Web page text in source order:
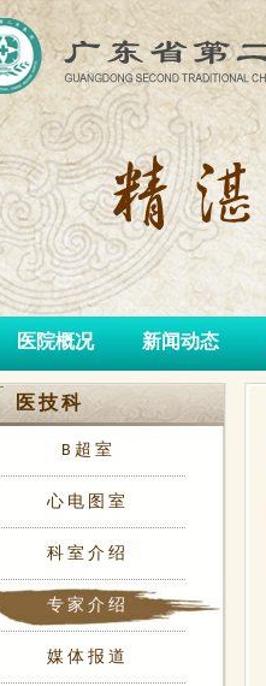
医院概况 新闻动态
医技科
B超室
心电图室
科室介绍
专家介绍
媒体报道